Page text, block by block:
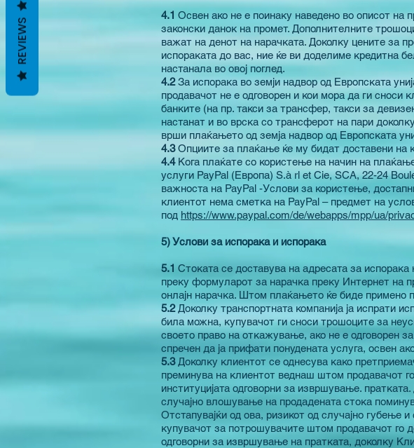
4.1 Освен ако не е поинаку наведено во описот на
законски данок на промет. Дополнителните
важат на денот на нарачката. Доколку цените за
испораката до вас, ние ќе ви доделиме кредитна
настанала во овој поглед.
4.2 За испорака во земји надвор од Европската
продавачот не е одговорен и кои мора да ги сноси
банките (на пр. такси за трансфер, такси за
настанат и во врска со трансферот на пари
врши плаќањето од земја надвор од Европската
4.3 Опциите за плаќање ќе му бидат доставени на
4.4 Кога плаќате со користење на начин на
услуги PayPal (Европа) S.à rl et Cie, SCA, 22-24
важноста на PayPal -Услови за користење,
клиентот нема сметка на PayPal – предмет на
под https://www.paypal.com/de/webapps/mpp/ua/
5) Услови за испорака и испорака
5.1 Стоката се доставува на адресата за
преку формуларот за нарачка преку Интернет на
онлајн нарачка. Штом плаќањето ќе биде примено
5.2 Доколку транспортната компанија ја испрати
била можна, купувачот ги сноси трошоците за
своето право на откажување, ако не е одговорен
спречен да ја прифати понудената услуга, освен
5.3 Доколку клиентот се однесува како
преминува на клиентот веднаш штом продавачот
институцијата одговорни за извршување.
случајно влошување на продадената стока
Отстапувајќи од ова, ризикот од случајно губење
купувачот за потрошувачите штом продавачот го
одговорни за извршување на пратката, доколку
REVIEWS